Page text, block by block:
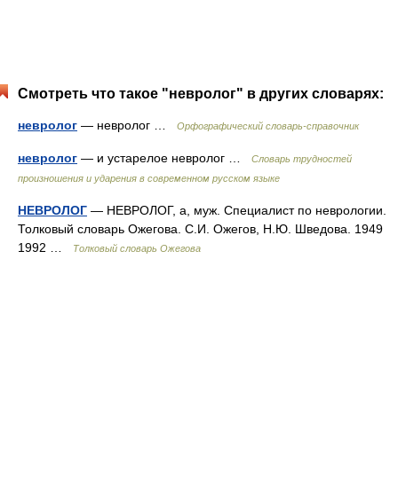
Смотреть что такое "невролог" в других словарях:
невролог — невролог … Орфографический словарь-справочник
невролог — и устарелое невролог …
Словарь трудностей
произношения и ударения в современном русском языке
НЕВРОЛОГ — НЕВРОЛОГ, а, муж. Специалист по неврологии.
Толковый словарь Ожегова. С.И. Ожегов, Н.Ю. Шведова. 1949
1992 …
Толковый словарь Ожегова